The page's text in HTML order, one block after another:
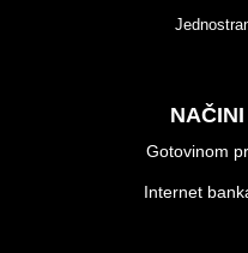
Gotovinom
Internet